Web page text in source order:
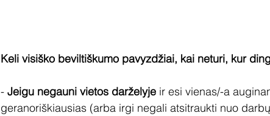
Keli visiško beviltiškumo pavyzdžiai, kai neturi, kur
- Jeigu negauni vietos darželyje ir esi vienas/-a
geranoriškiausias (arba irgi negali atsitraukti nuo